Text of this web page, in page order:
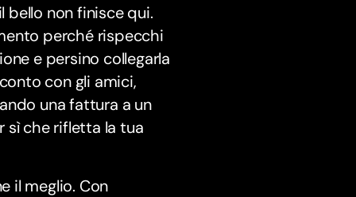
bello non finisce qui.
perché rispecchi
e persino collegarla
con gli amici,
una fattura a un
sì che rifletta la tua
il meglio. Con